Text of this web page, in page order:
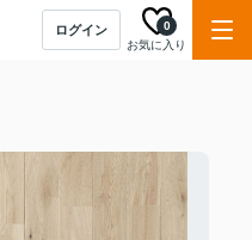
ログイン
お気に入り
0